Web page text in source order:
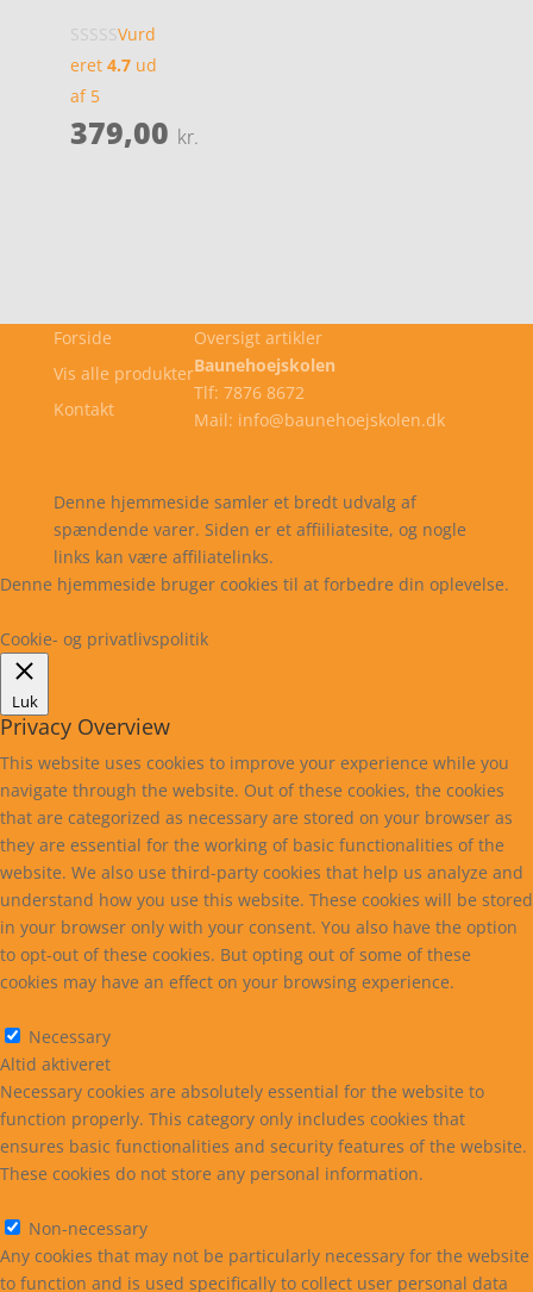
Vurd
eret 4.7ud
af 5
379,00 kr.
Forside
Vis alle produkter
Kontakt
Oversigt artikler
Baunehoejskolen
Tlf: 7876 8672
Mail: info@baunehoejskolen.dk
Denne hjemmeside samler et bredt udvalg af
spændende varer. Siden er et affiiliatesite, og nogle
links kan være affiliatelinks.
Denne hjemmeside bruger cookies til at forbedre din oplevelse.
Cookie- og privatlivspolitik
Luk
Privacy Overview
This website uses cookies to improve your experience while you
navigate through the website. Out of these cookies, the cookies
that are categorized as necessary are stored on your browser as
they are essential for the working of basic functionalities of the
website. We also use third-party cookies that help us analyze and
understand how you use this website. These cookies will be stored
in your browser only with your consent. You also have the option
to opt-out of these cookies. But opting out of some of these
cookies may have an effect on your browsing experience.
Necessary
Altid aktiveret
Necessary cookies are absolutely essential for the website to
function properly. This category only includes cookies that
ensures basic functionalities and security features of the website.
These cookies do not store any personal information.
Non-necessary
Any cookies that may not be particularly necessary for the website
to function and is used specifically to collect user personal data